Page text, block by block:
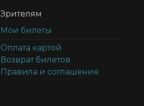
Зрителям
Мои билеты
Оплата картой
Возврат билетов
Правила и соглашения